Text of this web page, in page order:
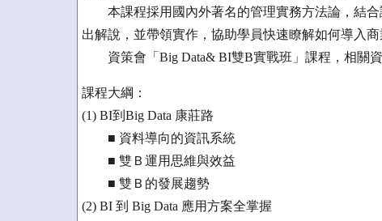
本課程採用國內外著名的管理實務方法論，結合
出解說，並帶領實作，協助學員快速瞭解如何導入
資策會「Big Data& BI雙B實戰班」課程，相關資
課程大綱：
(1) BI到Big Data 康莊路
■ 資料導向的資訊系統
■ 雙Ｂ運用思維與效益
■ 雙Ｂ的發展趨勢
(2) BI 到 Big Data 應用方案全掌握